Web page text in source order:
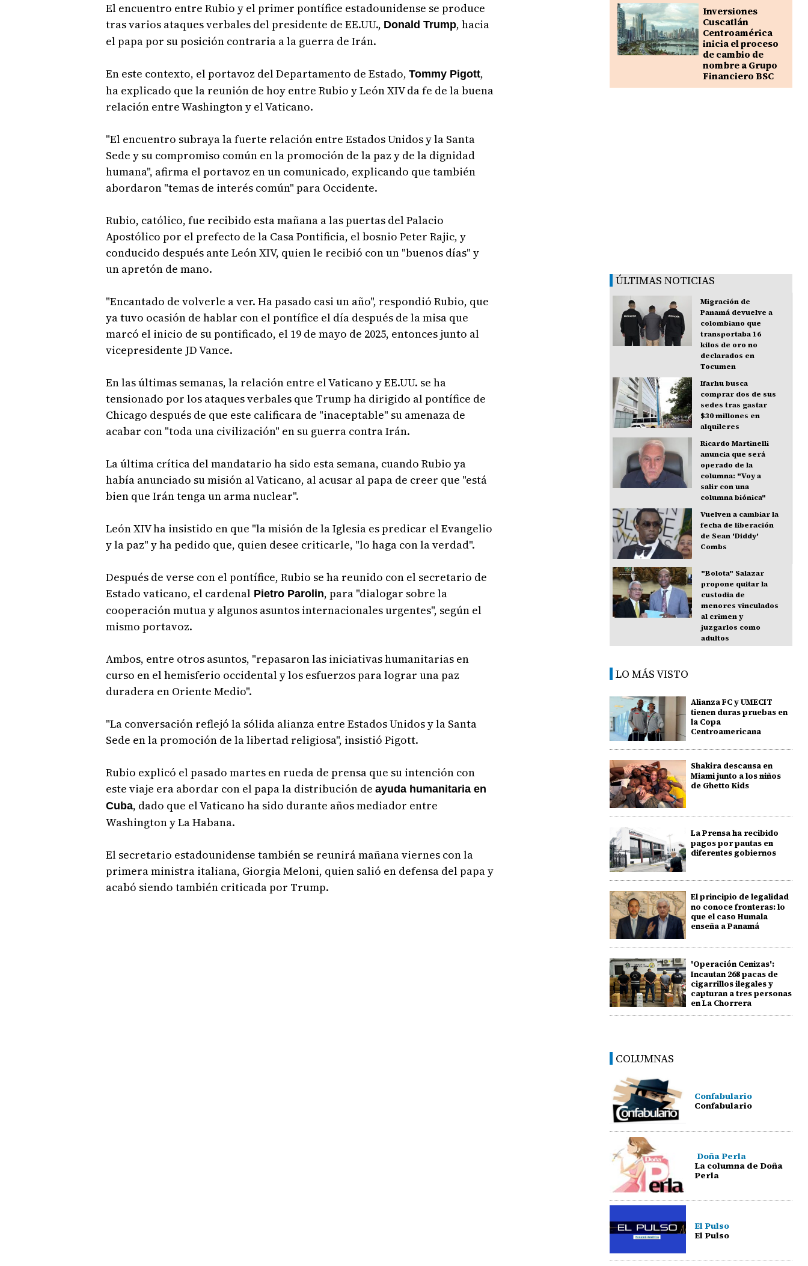
El encuentro entre Rubio y el primer pontífice estadounidense se produce
tras varios ataques verbales del presidente de EE.UU., Donald Trump, hacia
el papa por su posición contraria a la guerra de Irán.
En este contexto, el portavoz del Departamento de Estado, Tommy Pigott,
ha explicado que la reunión de hoy entre Rubio y León XIV da fe de la buena
relación entre Washington y el Vaticano.
"El encuentro subraya la fuerte relación entre Estados Unidos y la Santa
Sede y su compromiso común en la promoción de la paz y de la dignidad
humana", afirma el portavoz en un comunicado, explicando que también
abordaron "temas de interés común" para Occidente.
Rubio, católico, fue recibido esta mañana a las puertas del Palacio
Apostólico por el prefecto de la Casa Pontificia, el bosnio Peter Rajic, y
conducido después ante León XIV, quien le recibió con un "buenos días" y
un apretón de mano.
"Encantado de volverle a ver. Ha pasado casi un año", respondió Rubio, que
ya tuvo ocasión de hablar con el pontífice el día después de la misa que
marcó el inicio de su pontificado, el 19 de mayo de 2025, entonces junto al
vicepresidente JD Vance.
En las últimas semanas, la relación entre el Vaticano y EE.UU. se ha
tensionado por los ataques verbales que Trump ha dirigido al pontífice de
Chicago después de que este calificara de "inaceptable" su amenaza de
acabar con "toda una civilización" en su guerra contra Irán.
La última crítica del mandatario ha sido esta semana, cuando Rubio ya
había anunciado su misión al Vaticano, al acusar al papa de creer que "está
bien que Irán tenga un arma nuclear".
León XIV ha insistido en que "la misión de la Iglesia es predicar el Evangelio
y la paz" y ha pedido que, quien desee criticarle, "lo haga con la verdad".
Después de verse con el pontífice, Rubio se ha reunido con el secretario de
Estado vaticano, el cardenalPietro Parolin, para "dialogar sobre la
cooperación mutua y algunos asuntos internacionales urgentes", según el
mismo portavoz.
Ambos, entre otros asuntos, "repasaron las iniciativas humanitarias en
curso en el hemisferio occidental y los esfuerzos para lograr una paz
duradera en Oriente Medio".
"La conversación reflejó la sólida alianza entre Estados Unidos y la Santa
Sede en la promoción de la libertad religiosa", insistió Pigott.
Rubio explicó el pasado martes en rueda de prensa que su intención con
este viaje era abordar con el papa la distribución de ayuda humanitaria en
Cuba, dado que el Vaticano ha sido durante años mediador entre
Washington y La Habana.
El secretario estadounidense también se reunirá mañana viernes con la
primera ministra italiana, Giorgia Meloni, quien salió en defensa del papa y
acabó siendo también criticada por Trump.
Inversiones
Cuscatlán
Centroamérica
inicia el proceso
de cambio de
nombre a Grupo
Financiero BSC
ÚLTIMAS NOTICIAS
Migración de
Panamá devuelve a
colombiano que
transportaba 16
kilos de oro no
declarados en
Tocumen
Ifarhu busca
comprar dos de sus
sedes tras gastar
$30 millones en
alquileres
Ricardo Martinelli
anuncia que será
operado de la
columna: "Voy a
salir con una
columna biónica"
Vuelven a cambiar la
fecha de liberación
de Sean 'Diddy'
Combs
"Bolota" Salazar
propone quitar la
custodia de
menores vinculados
al crimen y
juzgarlos como
adultos
LO MÁS VISTO
Alianza FC y UMECIT
tienen duras pruebas en
la Copa
Centroamericana
Shakira descansa en
Miami junto a los niños
de Ghetto Kids
La Prensa ha recibido
pagos por pautas en
diferentes gobiernos
El principio de legalidad
no conoce fronteras: lo
que el caso Humala
enseña a Panamá
'Operación Cenizas':
Incautan 268 pacas de
cigarrillos ilegales y
capturan a tres personas
en La Chorrera
COLUMNAS
Confabulario
Confabulario
Doña Perla
La columna de Doña
Perla
El Pulso
El Pulso